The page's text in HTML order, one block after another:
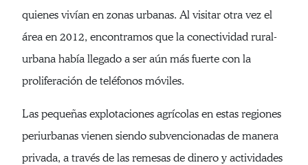
quienes vivían en zonas urbanas. Al visitar otra vez el
área en 2012, encontramos que la conectividad rural-
urbana había llegado a ser aún más fuerte con la
proliferación de teléfonos móviles.
Las pequeñas explotaciones agrícolas en estas regiones
periurbanas vienen siendo subvencionadas de manera
privada, a través de las remesas de dinero y actividades